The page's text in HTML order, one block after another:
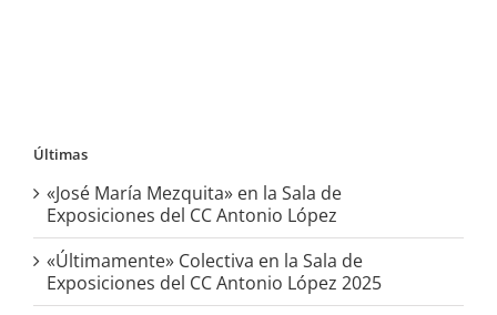
Últimas
«José María Mezquita» en la Sala de
Exposiciones del CC Antonio López
«Últimamente» Colectiva en la Sala de
Exposiciones del CC Antonio López 2025